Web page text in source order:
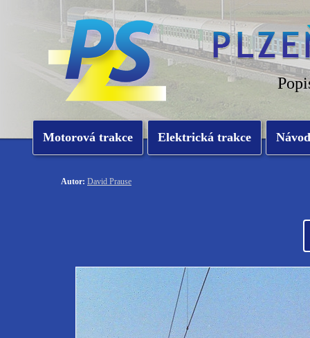
Motorová trakce Elektrická trakce
Autor: David Prause